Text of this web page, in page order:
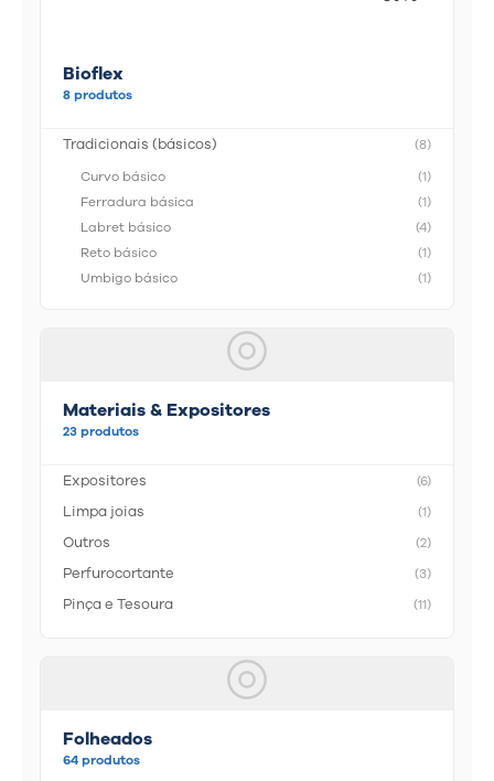
Bioflex
8 produtos
Tradicionais (básicos)
(8)
Curvo básico
(1)
Ferradura básica
(1)
Labret básico
(4)
Reto básico
(1)
Umbigo básico
(1)
Materiais & Expositores
23 produtos
Expositores (6)
Limpa joias (1)
Outros (2)
Perfurocortante (3)
Pinça e Tesoura (11)
Folheados
64 produtos